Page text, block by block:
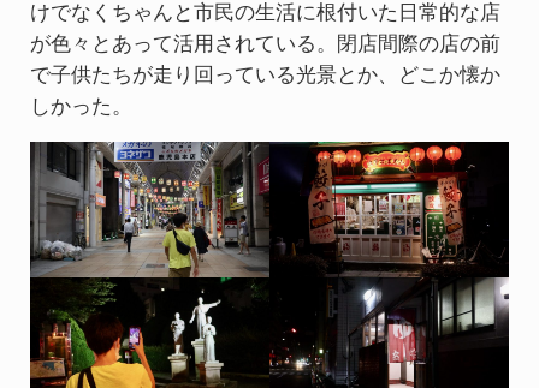
けでなくちゃんと市民の生活に根付いた日常的な店
が色々とあって活用されている。閉店間際の店の前
で子供たちが走り回っている光景とか、どこか懐か
しかった。